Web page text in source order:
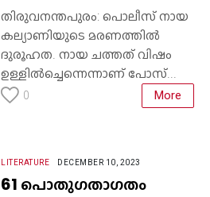
തിരുവനന്തപുരം: പൊലീസ് നായ
കല്യാണിയുടെ മരണത്തില്‍
ദുരൂഹത. നായ ചത്തത് വിഷം
ഉള്ളില്‍ച്ചെന്നെന്നാണ് പോസ്...
0 More
LITERATURE DECEMBER 10, 2023
61 പൊതുഗതാഗതം